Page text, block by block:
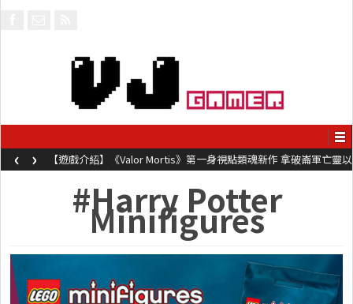
【遊戲介紹】《Valor Mortis》第一身視點類魂新作 拿破崙軍亡靈以
槍械劍與魔法殺敵
‹ ›
#Harry Potter
Minifigures